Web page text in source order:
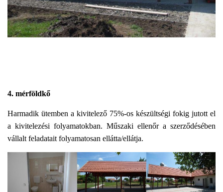
4. mérföldkő
Harmadik ütemben a kivitelező 75%-os készültségi fokig jutott el
a kivitelezési folyamatokban. Műszaki ellenőr a szerződésében
vállalt feladatait folyamatosan ellátta/ellátja.